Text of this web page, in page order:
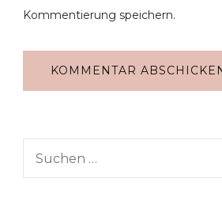
Kommentierung speichern.
Suche